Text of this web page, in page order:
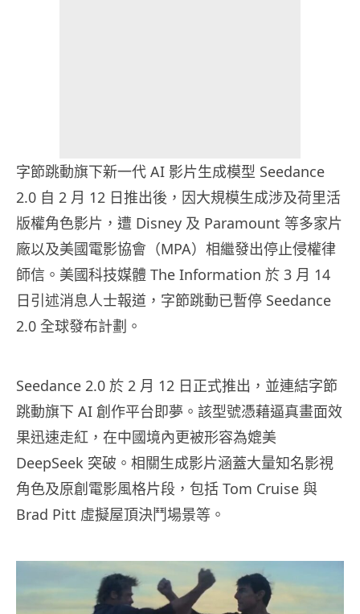
字節跳動旗下新一代 AI 影片生成模型 Seedance
2.0 自 2 月 12 日推出後，因大規模生成涉及荷里活
版權角色影片，遭 Disney 及 Paramount 等多家片
廠以及美國電影協會（MPA）相繼發出停止侵權律
師信。美國科技媒體 The Information 於 3 月 14
日引述消息人士報道，字節跳動已暫停 Seedance
2.0 全球發布計劃。
Seedance 2.0 於 2 月 12 日正式推出，並連結字節
跳動旗下 AI 創作平台即夢。該型號憑藉逼真畫面效
果迅速走紅，在中國境內更被形容為媲美
DeepSeek 突破。相關生成影片涵蓋大量知名影視
角色及原創電影風格片段，包括 Tom Cruise 與
Brad Pitt 虛擬屋頂決鬥場景等。